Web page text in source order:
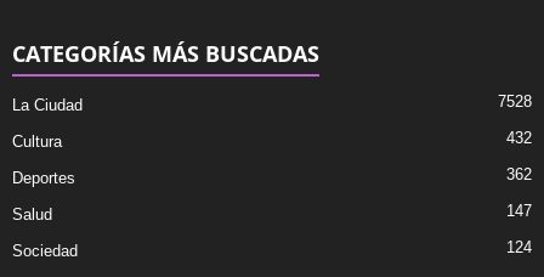
CATEGORÍAS MÁS BUSCADAS
La Ciudad 7528
Cultura 432
Deportes 362
Salud 147
Sociedad
124